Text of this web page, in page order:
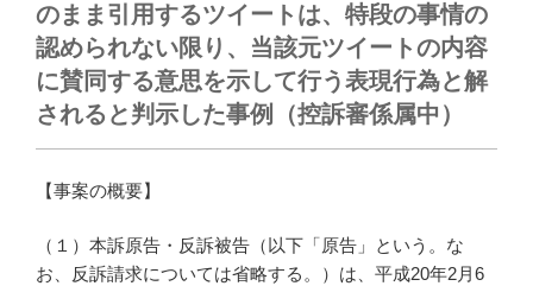
のまま引用するツイートは、特段の事情の
認められない限り、当該元ツイートの内容
に賛同する意思を示して行う表現行為と解
されると判示した事例（控訴審係属中）
【事案の概要】
（１）本訴原告・反訴被告（以下「原告」という。な
お、反訴請求については省略する。）は、平成20年2月6